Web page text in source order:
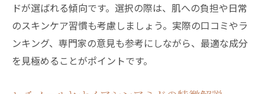
ドが選ばれる傾向です。選択の際は、肌への負担や日常
のスキンケア習慣も考慮しましょう。実際の口コミやラ
ンキング、専門家の意見も参考にしながら、最適な成分
を見極めることがポイントです。